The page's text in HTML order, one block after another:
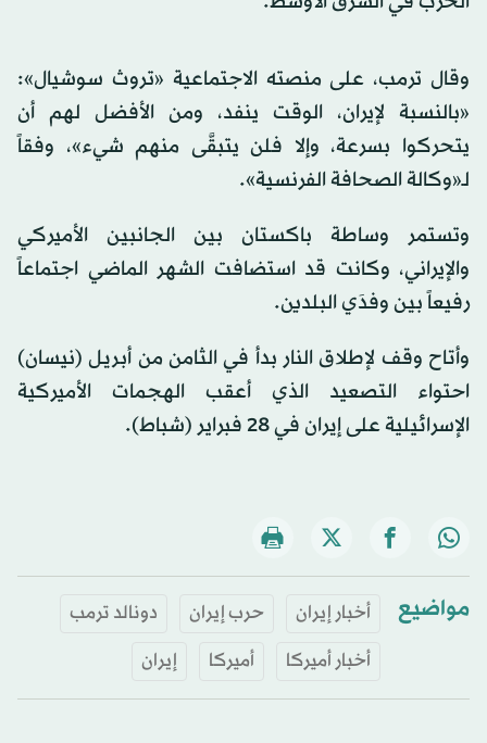
وقال ترمب، على منصته الاجتماعية «تروث سوشيال»:
«بالنسبة لإيران، الوقت ينفد، ومن الأفضل لهم أن
يتحركوا بسرعة، وإلا فلن يتبقَّى منهم شيء»، وفقاً
لـ«وكالة الصحافة الفرنسية».
وتستمر وساطة باكستان بين الجانبين الأميركي
والإيراني، وكانت قد استضافت الشهر الماضي اجتماعاً
رفيعاً بين وفدَي البلدين.
وأتاح وقف لإطلاق النار بدأ في الثامن من أبريل (نيسان)
احتواء التصعيد الذي أعقب الهجمات الأميركية
الإسرائيلية على إيران في 28 فبراير (شباط).
مواضيع أخبار إيران حرب إيران
دونالد ترمب
أخبار أميركا
أميركا إيران